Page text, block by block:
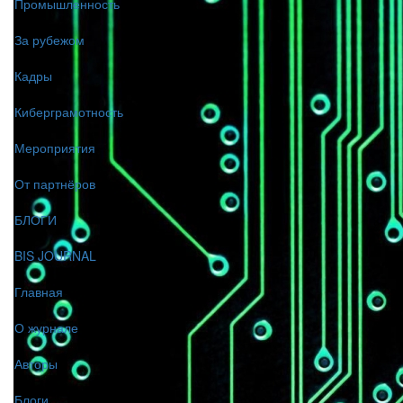
Промышленность
За рубежом
Кадры
Киберграмотность
Мероприятия
От партнёров
БЛОГИ
BIS JOURNAL
Главная
О журнале
Авторы
Блоги